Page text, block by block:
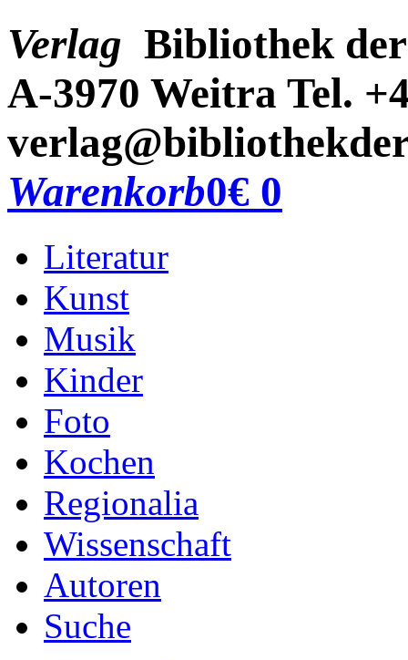
Verlag Bibliothek
A-3970 Weitra Tel.
Warenkorb0€ 0
Literatur
Kunst
Musik
Kinder
Foto
Kochen
Regionalia
Wissenschaft
Autoren
Suche